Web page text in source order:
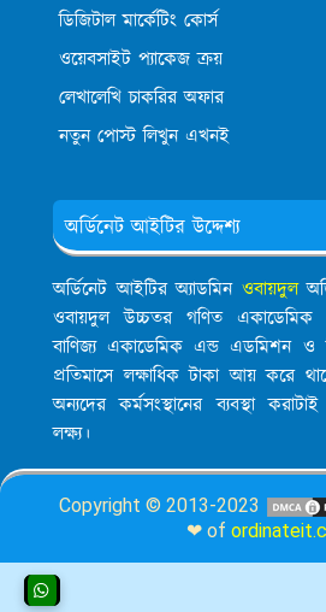
ডিজিটাল মার্কেটিং কোর্স
ওয়েবসাইট প্যাকেজ ক্রয়
লেখালেখি চাকরির অফার
নতুন পোস্ট লিখুন এখনই
অর্ডিনেট আইটির উদ্দেশ্য
অর্ডিনেট আইটির অ্যাডমিন ওবায়দুল
ওবায়দুল উচ্চতর গণিত
বাণিজ্য একাডেমিক এন্ড এডমিশন ও
প্রতিমাসে লক্ষাধিক টাকা আয় করে
অন্যদের কর্মসংস্থানের ব্যবস্থা
লক্ষ্য।
Copyright © 2013-2023
❤ of